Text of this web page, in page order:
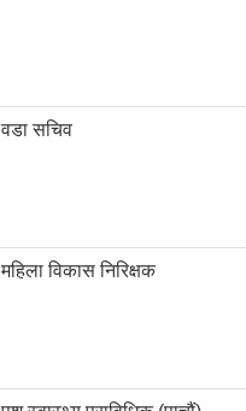
वडा सचिव
महिला विकास निरिक्षक